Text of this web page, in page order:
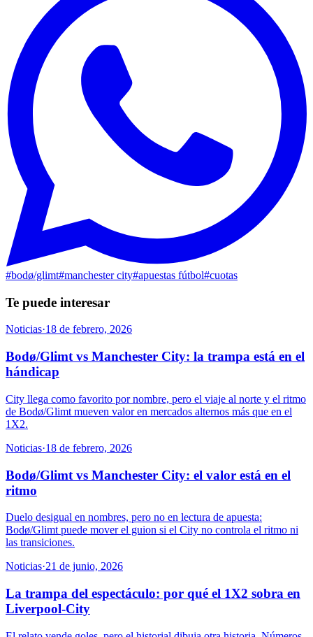
#bodø/glimt#manchester city#apuestas fútbol#cuotas
Te puede interesar
Noticias·18 de febrero, 2026
Bodø/Glimt vs Manchester City: la trampa está en el
hándicap
City llega como favorito por nombre, pero el viaje al norte y el ritmo
de Bodø/Glimt mueven valor en mercados alternos más que en el
1X2.
Noticias·18 de febrero, 2026
Bodø/Glimt vs Manchester City: el valor está en el
ritmo
Duelo desigual en nombres, pero no en lectura de apuesta:
Bodø/Glimt puede mover el guion si el City no controla el ritmo ni
las transiciones.
Noticias·21 de junio, 2026
La trampa del espectáculo: por qué el 1X2 sobra en
Liverpool-City